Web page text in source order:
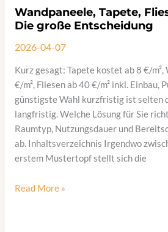
Wandpaneele, Tapete,
Die große Entscheidung
2026-04-07
Kurz gesagt: Tapete kostet ab 8 €/m²,
€/m², Fliesen ab 40 €/m² inkl. Einbau,
günstigste Wahl kurzfristig ist selten
langfristig. Welche Lösung für Sie
Raumtyp, Nutzungsdauer und
ab. Inhaltsverzeichnis Irgendwo
erstem Mustertopf stellt sich die
Wandpaneele,
Read More »